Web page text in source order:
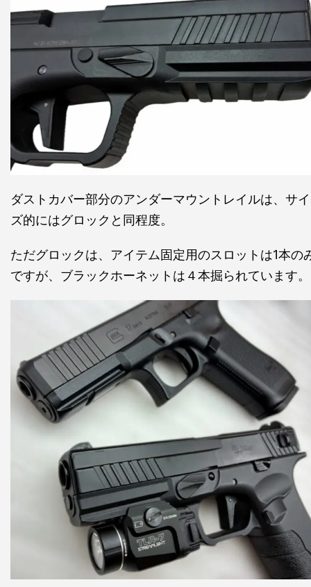
ダストカバー部分のアンダーマウントレイルは、サイ
ズ的にはグロックと同程度。
ただグロックは、アイテム固定用のスロットは1本の
ですが、ブラックホーネットは４本掘られています。